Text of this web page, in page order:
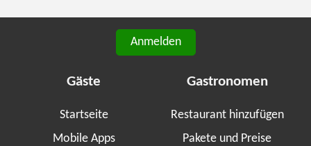
Anmelden
Gäste
Startseite
Mobile Apps
Gastronomen
Restaurant hinzufügen
Pakete und Preise